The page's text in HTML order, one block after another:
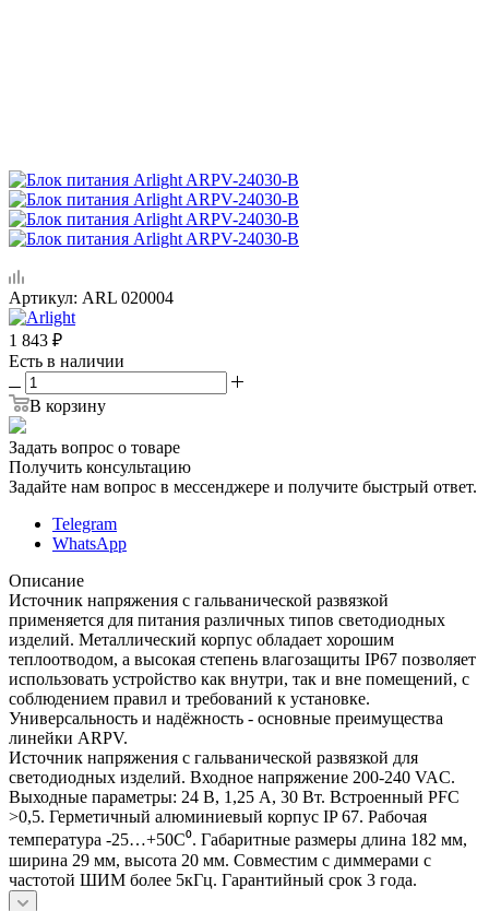
Артикул: ARL 020004
1 843 ₽
Есть в наличии
В корзину
Задать вопрос о товаре
Получить консультацию
Задайте нам вопрос в мессенджере и получите быстрый ответ.
Telegram
WhatsApp
Описание
Источник напряжения с гальванической развязкой
применяется для питания различных типов светодиодных
изделий. Металлический корпус обладает хорошим
теплоотводом, а высокая степень влагозащиты IP67 позволяет
использовать устройство как внутри, так и вне помещений, с
соблюдением правил и требований к установке.
Универсальность и надёжность - основные преимущества
линейки ARPV.
Источник напряжения с гальванической развязкой для
светодиодных изделий. Входное напряжение 200-240 VAC.
Выходные параметры: 24 В, 1,25 А, 30 Вт. Встроенный PFC
>0,5. Герметичный алюминиевый корпус IP 67. Рабочая
температура -25…+50C⁰. Габаритные размеры длина 182 мм,
ширина 29 мм, высота 20 мм. Совместим с диммерами с
частотой ШИМ более 5кГц. Гарантийный срок 3 года.